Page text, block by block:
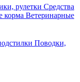
рулетки Средства
корма Ветеринарные
Поводки,